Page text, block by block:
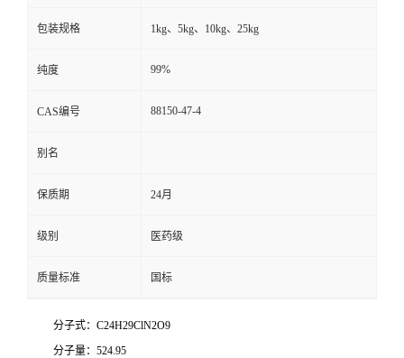
包装规格 1kg、5kg、10kg、25kg
纯度 99%
CAS编号 88150-47-4
别名
保质期 24月
级别 医药级
质量标准 国标
分子式：C24H29ClN2O9
分子量：524.95